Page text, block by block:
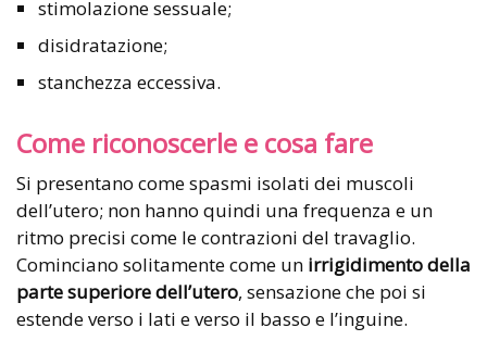
stimolazione sessuale;
disidratazione;
stanchezza eccessiva.
Come riconoscerle e cosa fare
Si presentano come spasmi isolati dei muscoli
dell’utero; non hanno quindi una frequenza e un
ritmo precisi come le contrazioni del travaglio.
Cominciano solitamente come un irrigidimento della
parte superiore dell’utero, sensazione che poi si
estende verso i lati e verso il basso e l’inguine.